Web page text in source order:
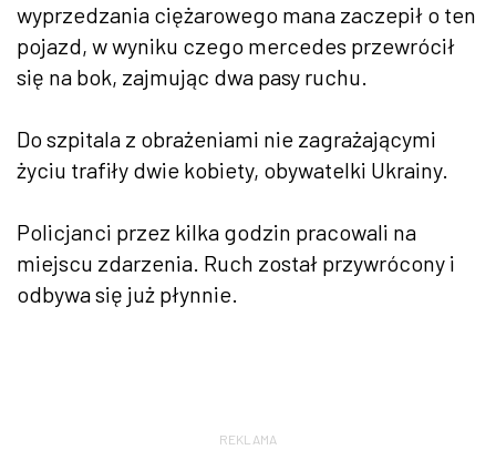
wyprzedzania ciężarowego mana zaczepił o ten
pojazd, w wyniku czego mercedes przewrócił
się na bok, zajmując dwa pasy ruchu.
Do szpitala z obrażeniami nie zagrażającymi
życiu trafiły dwie kobiety, obywatelki Ukrainy.
Policjanci przez kilka godzin pracowali na
miejscu zdarzenia. Ruch został przywrócony i
odbywa się już płynnie.
REKLAMA